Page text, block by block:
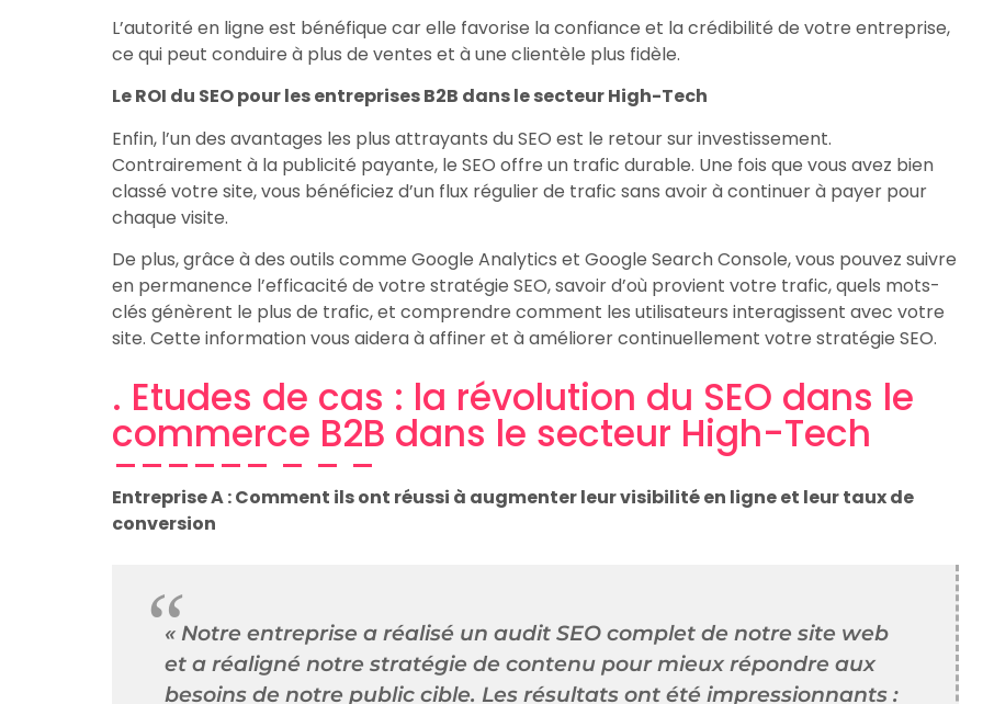
L’autorité en ligne est bénéfique car elle favorise la confiance et la crédibilité de votre entreprise,
ce qui peut conduire à plus de ventes et à une clientèle plus fidèle.
Le ROI du SEO pour les entreprises B2B dans le secteur High-Tech
Enfin, l’un des avantages les plus attrayants du SEO est le retour sur investissement.
Contrairement à la publicité payante, le SEO offre un trafic durable. Une fois que vous avez bien
classé votre site, vous bénéficiez d’un flux régulier de trafic sans avoir à continuer à payer pour
chaque visite.
De plus, grâce à des outils comme Google Analytics et Google Search Console, vous pouvez suivre
en permanence l’efficacité de votre stratégie SEO, savoir d’où provient votre trafic, quels mots-
clés génèrent le plus de trafic, et comprendre comment les utilisateurs interagissent avec votre
site. Cette information vous aidera à affiner et à améliorer continuellement votre stratégie SEO.
. Etudes de cas : la révolution du SEO dans le
commerce B2B dans le secteur High-Tech
Entreprise A : Comment ils ont réussi à augmenter leur visibilité en ligne et leur taux de
conversion
« Notre entreprise a réalisé un audit SEO complet de notre site web
et a réaligné notre stratégie de contenu pour mieux répondre aux
besoins de notre public cible. Les résultats ont été impressionnants :